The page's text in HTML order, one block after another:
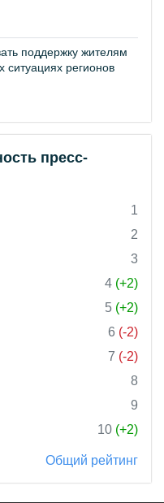
поддержку жителям
ситуациях регионов
пресс-
1
2
3
4 (+2)
5 (+2)
6 (-2)
7 (-2)
8
9
10 (+2)
Общий рейтинг